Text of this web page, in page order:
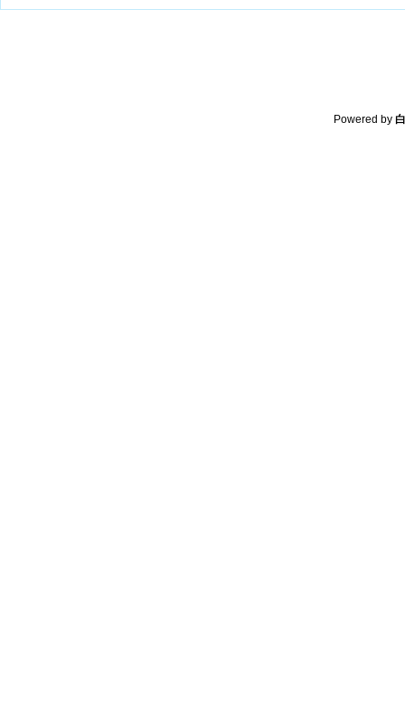
Powered by